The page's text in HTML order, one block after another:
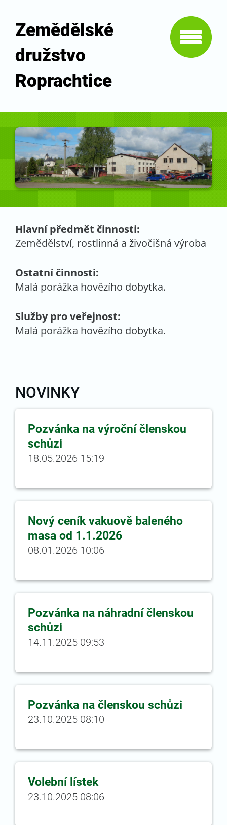
Zemědělské
družstvo
Roprachtice
Hlavní předmět činnosti:
Zemědělství, rostlinná a živočišná výroba
Ostatní činnosti:
Malá porážka hovězího dobytka.
Služby pro veřejnost:
Malá porážka hovězího dobytka.
NOVINKY
Pozvánka na výroční členskou
schůzi
18.05.2026 15:19
Nový ceník vakuově baleného
masa od 1.1.2026
08.01.2026 10:06
Pozvánka na náhradní členskou
schůzi
14.11.2025 09:53
Pozvánka na členskou schůzi
23.10.2025 08:10
Volební lístek
23.10.2025 08:06